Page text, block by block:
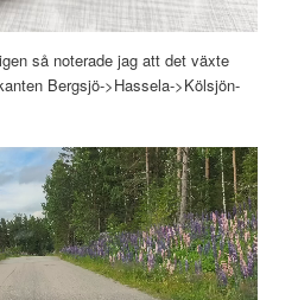
så noterade jag att det växte
Bergsjö->Hassela->Kölsjön-